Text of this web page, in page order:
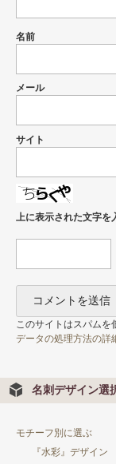
名前
メール
サイト
上に表示された文字を
このサイトはスパムを
データの処理方法の詳
名刺デザイン選
モチーフ別に選ぶ
『水彩』デザイン